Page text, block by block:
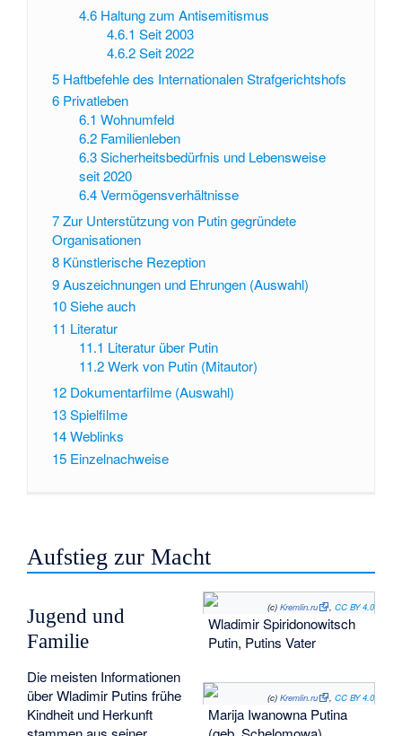
4.6 Haltung zum Antisemitismus
4.6.1 Seit 2003
4.6.2 Seit 2022
5 Haftbefehle des Internationalen Strafgerichtshofs
6 Privatleben
6.1 Wohnumfeld
6.2 Familienleben
6.3 Sicherheitsbedürfnis und Lebensweise
seit 2020
6.4 Vermögensverhältnisse
7Zur Unterstützung von Putin gegründete
Organisationen
8 Künstlerische Rezeption
9Auszeichnungen und Ehrungen (Auswahl)
10Siehe auch
11 Literatur
11.1 Literatur über Putin
11.2 Werk von Putin (Mitautor)
12 Dokumentarfilme (Auswahl)
13Spielfilme
14Weblinks
15 Einzelnachweise
Aufstieg zur Macht
(c) Kremlin.ru , CC BY 4.0
Wladimir Spiridonowitsch
Putin, Putins Vater
(c) Kremlin.ru CC BY 4.0
Marija Iwanowna Putina
Jugend und
Familie
Die meisten Informationen
über Wladimir Putins frühe
Kindheit und Herkunft